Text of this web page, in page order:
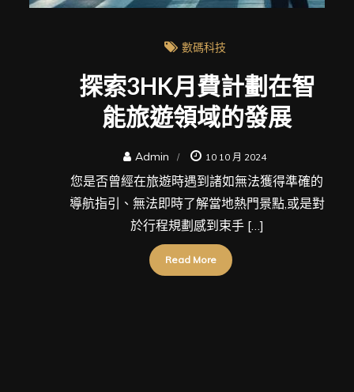
數碼科技
探索3HK月費計劃在智
能旅遊領域的發展
Admin 10 10 月 2024
您是否曾經在旅遊時遇到諸如無法獲得準確的
導航指引、無法即時了解當地熱門景點,或是對
於行程規劃感到束手 […]
Read More